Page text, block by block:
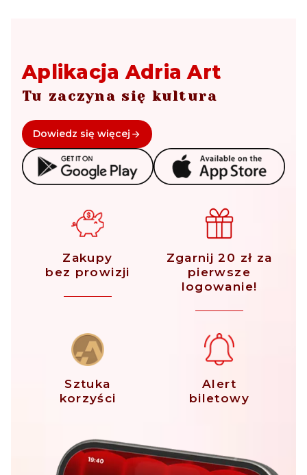
Aplikacja Adria Art
Tu zaczyna się kultura
Dowiedz się więcej
Zakupy
bez prowizji
Zgarnij 20 zł za
pierwsze
logowanie!
Sztuka
korzyści
Alert
biletowy